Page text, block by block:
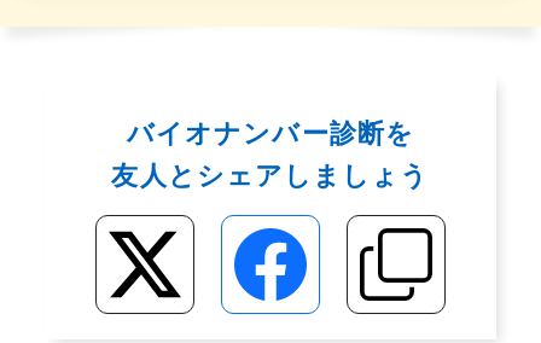
バイオナンバー診断を
友人とシェアしましょう